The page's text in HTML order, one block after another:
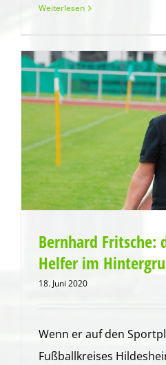
Weiterlesen
Bernhard Fritsche:
Helfer im
18. Juni 2020
Wenn er auf den
Fußballkreises